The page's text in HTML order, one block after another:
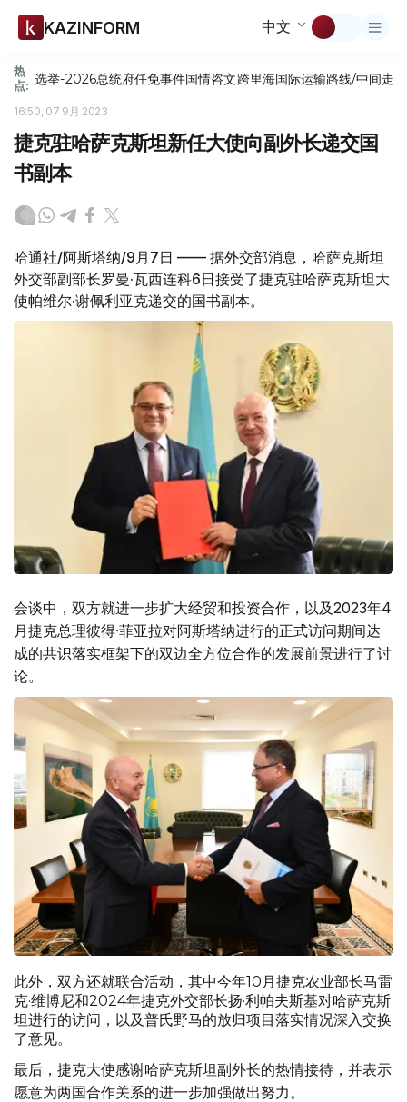
KAZINFORM 中文
热
点: 选举-2026总统府任免事件国情咨文跨里海国际运输路线/中间走廊
16:50, 07 9月 2023
捷克驻哈萨克斯坦新任大使向副外长递交国
书副本
哈通社/阿斯塔纳/9月7日 —— 据外交部消息，哈萨克斯坦
外交部副部长罗曼·瓦西连科6日接受了捷克驻哈萨克斯坦大
使帕维尔·谢佩利亚克递交的国书副本。
会谈中，双方就进一步扩大经贸和投资合作，以及2023年4
月捷克总理彼得·菲亚拉对阿斯塔纳进行的正式访问期间达
成的共识落实框架下的双边全方位合作的发展前景进行了讨
论。
此外，双方还就联合活动，其中今年10月捷克农业部长马雷
克·维博尼和2024年捷克外交部长扬·利帕夫斯基对哈萨克斯
坦进行的访问，以及普氏野马的放归项目落实情况深入交换
了意见。
最后，捷克大使感谢哈萨克斯坦副外长的热情接待，并表示
愿意为两国合作关系的进一步加强做出努力。